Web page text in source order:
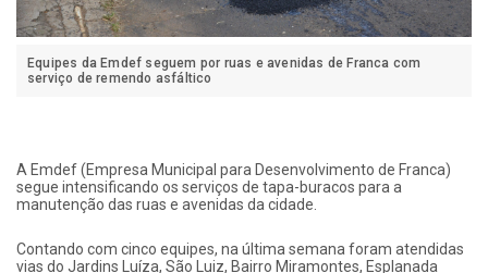
Equipes da Emdef seguem por ruas e avenidas de Franca com
serviço de remendo asfáltico
A Emdef (Empresa Municipal para Desenvolvimento de Franca)
segue intensificando os serviços de tapa-buracos para a
manutenção das ruas e avenidas da cidade.
Contando com cinco equipes, na última semana foram atendidas
vias do Jardins Luíza, São Luiz, Bairro Miramontes, Esplanada